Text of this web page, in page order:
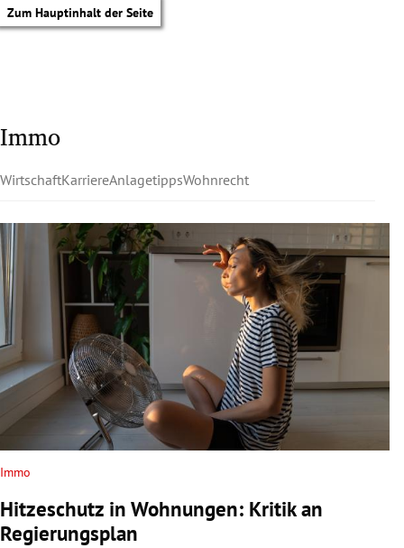
Zum Hauptinhalt der Seite
Untermenü
Untermenü
Untermenü
Untermenü
Immo
WirtschaftKarriereAnlagetippsWohnrecht
Immo
Hitzeschutz in Wohnungen: Kritik an
Regierungsplan